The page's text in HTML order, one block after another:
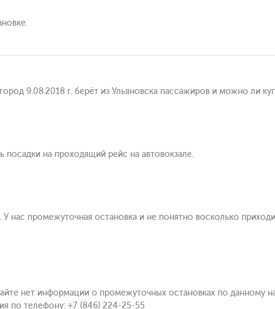
9.08.2018 г. берёт из Ульяновска пассажиров и можно ли
посадки на проходящий рейс на автовокзале.
нас промежуточная остановка и не понятно восколько
нет информации о промежуточных остановках по данному
по телефону: +7 (846) 224-25-55